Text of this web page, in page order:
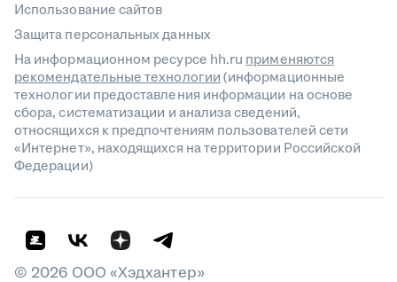
Использование сайтов
Защита персональных данных
На информационном ресурсе hh.ru применяются
рекомендательные технологии(информационные
технологии предоставления информации на основе
сбора, систематизации и анализа сведений,
относящихся к предпочтениям пользователей сети
«Интернет», находящихся на территории Российской
Федерации)
© 2026 ООО «Хэдхантер»